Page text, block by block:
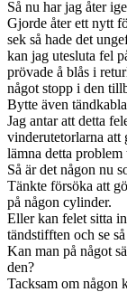
Så nu har jag åter
Gjorde åter ett nytt
sek så hade det
kan jag utesluta fel
prövade å blås i
något stopp i den
Bytte även
Jag antar att detta
vinderutetorlarna att
lämna detta problem
Så är det någon nu
Tänkte försöka att
på någon cylinder.
Eller kan felet sitta
tändstifften och se
Kan man på något
den?
Tacksam om någon